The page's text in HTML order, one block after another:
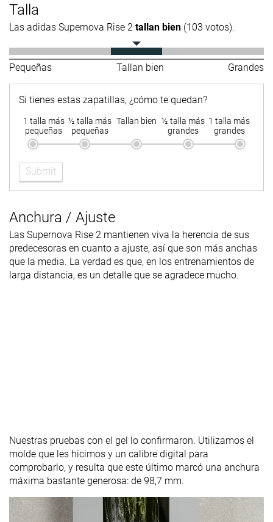
Talla
Las adidas Supernova Rise 2 tallan bien (103 votos).
Pequeñas Tallan bien Grandes
Si tienes estas zapatillas, ¿cómo te quedan?
1 talla más
pequeñas
½ talla más
pequeñas
Tallan bien ½ talla más
grandes
1 talla más
grandes
Submit
Anchura / Ajuste
Las Supernova Rise 2 mantienen viva la herencia de sus
predecesoras en cuanto a ajuste, así que son más anchas
que la media. La verdad es que, en los entrenamientos de
larga distancia, es un detalle que se agradece mucho.
Nuestras pruebas con el gel lo confirmaron. Utilizamos el
molde que les hicimos y un calibre digital para
comprobarlo, y resulta que este último marcó una anchura
máxima bastante generosa: de 98,7 mm.